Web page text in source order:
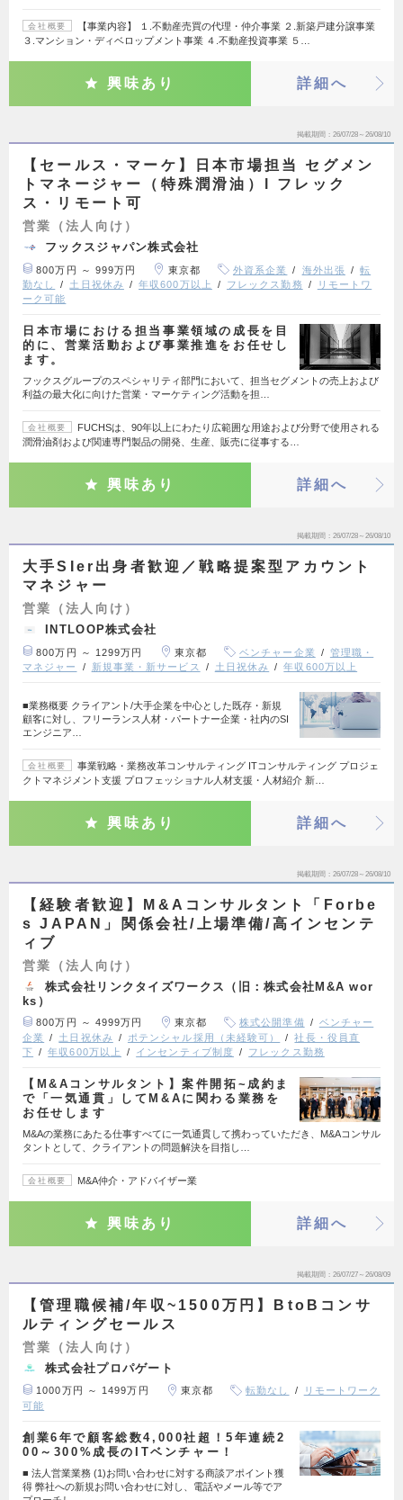
会社概要
【事業内容】 １.不動産売買の代理・仲介事業 ２.新築戸建分譲事業
３.マンション・ディベロップメント事業 ４.不動産投資事業 ５…
興味あり 詳細へ
掲載期間 26/07/28～26/08/10
【セールス・マーケ】日本市場担当 セグメン
トマネージャー（特殊潤滑油）l フレック
ス・リモート可
営業（法人向け）
フックスジャパン株式会社
800万円 ～ 999万円 東京都 外資系企業 海外出張
転
勤なし
土日祝休み 年収600万以上 フレックス勤務
リモートワ
ーク可能
日本市場における担当事業領域の成長を目
的に、営業活動および事業推進をお任せし
ます。
フックスグループのスペシャリティ部門において、担当セグメントの売上および
利益の最大化に向けた営業・マーケティング活動を担…
会社概要
FUCHSは、90年以上にわたり広範囲な用途および分野で使用される
潤滑油剤および関連専門製品の開発、生産、販売に従事する…
興味あり 詳細へ
掲載期間 26/07/28～26/08/10
大手SIer出身者歓迎／戦略提案型アカウント
マネジャー
営業（法人向け）
INTLOOP株式会社
800万円 ～ 1299万円 東京都 ベンチャー企業
管理職・
マネジャー
新規事業・新サービス 土日祝休み 年収600万以上
■業務概要 クライアント/大手企業を中心とした既存・新規
顧客に対し、フリーランス人材・パートナー企業・社内のSI
エンジニア…
会社概要
事業戦略・業務改革コンサルティング ITコンサルティング プロジェ
クトマネジメント支援 プロフェッショナル人材支援・人材紹介 新…
興味あり 詳細へ
掲載期間 26/07/28～26/08/10
【経験者歓迎】M&Aコンサルタント「Forbe
s JAPAN」関係会社/上場準備/高インセンテ
ィブ
営業（法人向け）
株式会社リンクタイズワークス（旧：株式会社M&A wor
ks）
800万円 ～ 4999万円 東京都 株式公開準備
ベンチャー
企業
土日祝休み ポテンシャル採用（未経験可）
社長・役員直
下
年収600万以上 インセンティブ制度 フレックス勤務
【M&Aコンサルタント】案件開拓~成約ま
で「一気通貫」してM&Aに関わる業務を
お任せします
M&Aの業務にあたる仕事すべてに一気通貫して携わっていただき、M&Aコンサル
タントとして、クライアントの問題解決を目指し…
会社概要 M&A仲介・アドバイザー業
興味あり 詳細へ
掲載期間 26/07/27～26/08/09
【管理職候補/年収~1500万円】BtoBコンサ
ルティングセールス
営業（法人向け）
株式会社プロパゲート
1000万円 ～ 1499万円 東京都 転勤なし
リモートワーク
可能
創業6年で顧客総数4,000社超！5年連続2
00～300%成長のITベンチャー！
■ 法人営業業務 (1)お問い合わせに対する商談アポイント獲
得 弊社への新規お問い合わせに対し、電話やメール等でア